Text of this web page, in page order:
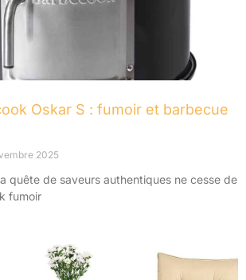
Oskar S : fumoir et barbecue
2025
quête de saveurs authentiques ne cesse de
fumoir